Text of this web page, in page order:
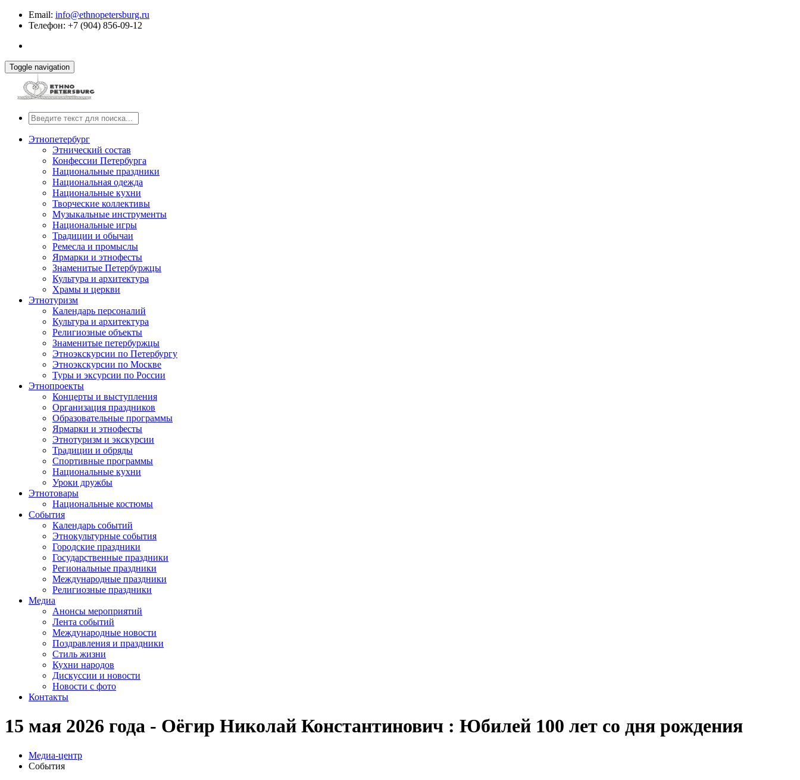
Email: info@ethnopetersburg.ru
Телефон: +7 (904) 856-09-12
Toggle navigation
Этнопетербург
Этнический состав
Конфессии Петербурга
Национальные праздники
Национальная одежда
Национальные кухни
Творческие коллективы
Музыкальные инструменты
Национальные игры
Традиции и обычаи
Ремесла и промыслы
Ярмарки и этнофесты
Знаменитые Петербуржцы
Культура и архитектура
Храмы и церкви
Этнотуризм
Календарь персоналий
Культура и архитектура
Религиозные объекты
Знаменитые петербуржцы
Этноэкскурсии по Петербургу
Этноэкскурсии по Москве
Туры и эксурсии по России
Этнопроекты
Концерты и выступления
Организация праздников
Образовательные программы
Ярмарки и этнофесты
Этнотуризм и экскурсии
Традиции и обряды
Спортивные программы
Национальные кухни
Уроки дружбы
Этнотовары
Национальные костюмы
События
Календарь событий
Этнокультурные события
Городские праздники
Государственные праздники
Региональные праздники
Международные праздники
Религиозные праздники
Медиа
Анонсы мероприятий
Лента событий
Международные новости
Поздравления и праздники
Cтиль жизни
Кухни народов
Дискуссии и новости
Новости с фото
Контакты
15 мая 2026 года - Оёгир Николай Константинович : Юбилей 100 лет со дня рождения
Медиа-центр
События